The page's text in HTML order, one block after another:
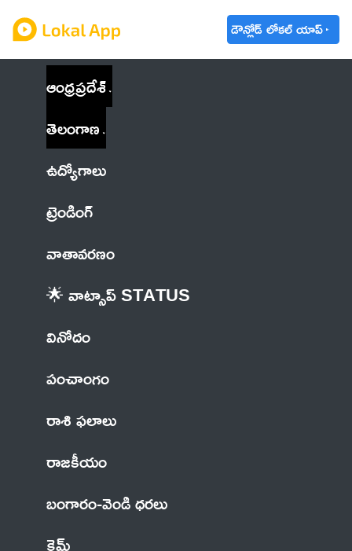
డౌన్లోడ్ లోకల్ యాప్
ఆంధ్రప్రదేశ్
తెలంగాణ
ఉద్యోగాలు
ట్రెండింగ్
వాతావరణం
🌟 వాట్సాప్ STATUS
వినోదం
పంచాంగం
రాశి ఫలాలు
రాజకీయం
బంగారం-వెండి ధరలు
క్రైమ్